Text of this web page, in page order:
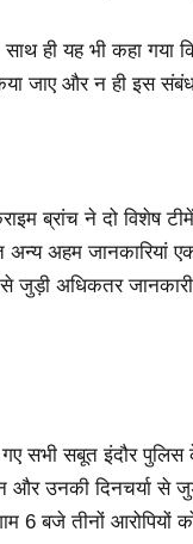
ही यह भी कहा गया
जाए और न ही इस
ब्रांच ने दो विशेष
अहम जानकारियां
जुड़ी अधिकतर
सभी सबूत इंदौर
उनकी दिनचर्या से
6 बजे तीनों